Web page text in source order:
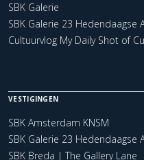
SBK Galerie
SBK Galerie 23 Hedendaagse
Cultuurvlog My Daily Shot of
VESTIGINGEN
SBK Amsterdam KNSM
SBK Galerie 23 Hedendaagse
SBK Breda | The Gallery Lane